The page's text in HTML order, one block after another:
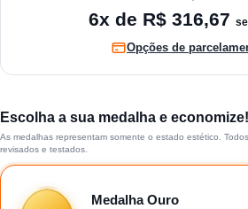
6x de R$ 316,67
Opções de
Escolha a sua medalha e economize!
As medalhas representam somente o estado estético.
revisados e testados.
Medalha Ouro